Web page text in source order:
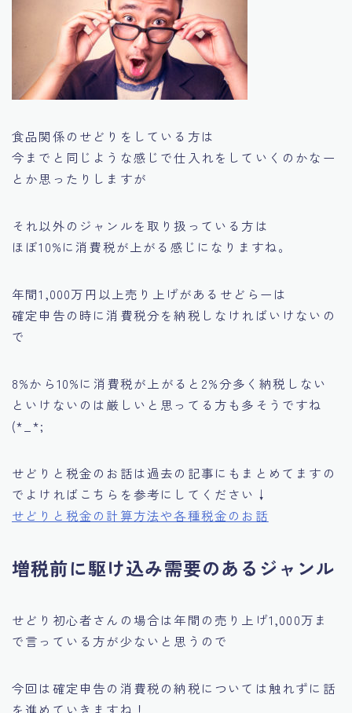
食品関係のせどりをしている方は
今までと同じような感じで仕入れをしていくのかなー
とか思ったりしますが
それ以外のジャンルを取り扱っている方は
ほぼ10%に消費税が上がる感じになりますね。
年間1,000万円以上売り上げがあるせどらーは
確定申告の時に消費税分を納税しなければいけないの
で
8%から10%に消費税が上がると2%分多く納税しない
といけないのは厳しいと思ってる方も多そうですね
(*_*;
せどりと税金のお話は過去の記事にもまとめてますの
でよければこちらを参考にしてください↓
せどりと税金の計算方法や各種税金のお話
増税前に駆け込み需要のあるジャンル
せどり初心者さんの場合は年間の売り上げ1,000万ま
で言っている方が少ないと思うので
今回は確定申告の消費税の納税については触れずに話
を進めていきますね！